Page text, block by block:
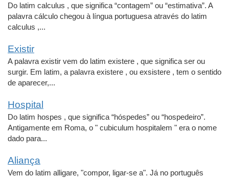
Do latim calculus , que significa “contagem” ou “estimativa”. A
palavra cálculo chegou à língua portuguesa através do latim
calculus ,...
Existir
A palavra existir vem do latim existere , que significa ser ou
surgir. Em latim, a palavra existere , ou exsistere , tem o sentido
de aparecer,...
Hospital
Do latim hospes , que significa “hóspedes” ou “hospedeiro”.
Antigamente em Roma, o " cubiculum hospitalem " era o nome
dado para...
Aliança
Vem do latim alligare, "compor, ligar-se a". Já no português